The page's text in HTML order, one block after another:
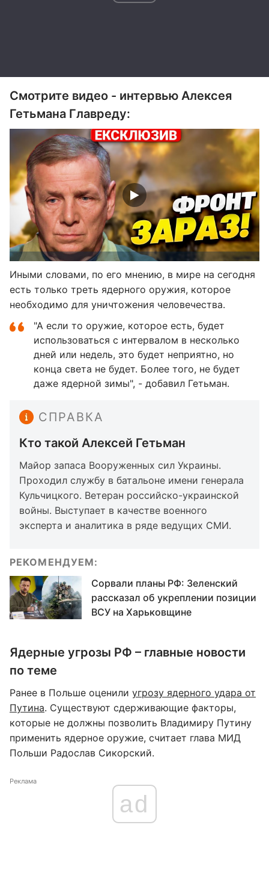
Смотрите видео - интервью Алексея
Гетьмана Главреду:
Иными словами, по его мнению, в мире на сегодня
есть только треть ядерного оружия, которое
необходимо для уничтожения человечества.
"А если то оружие, которое есть, будет
использоваться с интервалом в несколько
дней или недель, это будет неприятно, но
конца света не будет. Более того, не будет
даже ядерной зимы", - добавил Гетьман.
СПРАВКА
Кто такой Алексей Гетьман
Майор запаса Вооруженных сил Украины.
Проходил службу в батальоне имени генерала
Кульчицкого. Ветеран российско-украинской
войны. Выступает в качестве военного
эксперта и аналитика в ряде ведущих СМИ.
РЕКОМЕНДУЕМ:
Сорвали планы РФ: Зеленский
рассказал об укреплении позиции
ВСУ на Харьковщине
Ядерные угрозы РФ – главные новости
по теме
Ранее в Польше оценили угрозу ядерного удара от
Путина. Существуют сдерживающие факторы,
которые не должны позволить Владимиру Путину
применить ядерное оружие, считает глава МИД
Польши Радослав Сикорский.
Реклама
ad